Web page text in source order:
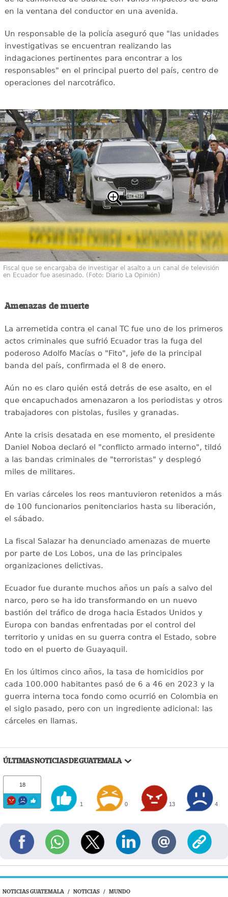
en la ventana del conductor en una avenida.
Un responsable de la policía aseguró que "las unidades
investigativas se encuentran realizando las
indagaciones pertinentes para encontrar a los
responsables" en el principal puerto del país, centro de
operaciones del narcotráfico.
Fiscal que se encargaba de investigar el asalto a un canal de televisión
en Ecuador fue asesinado. (Foto: Diario La Opinión)
Amenazas de muerte
La arremetida contra el canal TC fue uno de los primeros
actos criminales que sufrió Ecuador tras la fuga del
poderoso Adolfo Macías o "Fito", jefe de la principal
banda del país, confirmada el 8 de enero.
Aún no es claro quién está detrás de ese asalto, en el
que encapuchados amenazaron a los periodistas y otros
trabajadores con pistolas, fusiles y granadas.
Ante la crisis desatada en ese momento, el presidente
Daniel Noboa declaró el "conflicto armado interno", tildó
a las bandas criminales de "terroristas" y desplegó
miles de militares.
En varias cárceles los reos mantuvieron retenidos a más
de 100 funcionarios penitenciarios hasta su liberación,
el sábado.
La fiscal Salazar ha denunciado amenazas de muerte
por parte de Los Lobos, una de las principales
organizaciones delictivas.
Ecuador fue durante muchos años un país a salvo del
narco, pero se ha ido transformando en un nuevo
bastión del tráfico de droga hacia Estados Unidos y
Europa con bandas enfrentadas por el control del
territorio y unidas en su guerra contra el Estado, sobre
todo en el puerto de Guayaquil.
En los últimos cinco años, la tasa de homicidios por
cada 100.000 habitantes pasó de 6 a 46 en 2023 y la
guerra interna toca fondo como ocurrió en Colombia en
el siglo pasado, pero con un ingrediente adicional: las
cárceles en llamas.
ÚLTIMAS NOTICIAS DE GUATEMALA
18
1 0 13 4
NOTICIAS GUATEMALA / NOTICIAS / MUNDO